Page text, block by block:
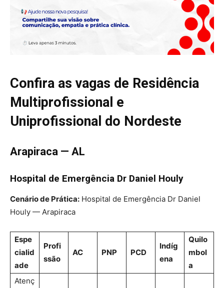
Confira as vagas de Residência
Multiprofissional e
Uniprofissional do Nordeste
Arapiraca — AL
Hospital de Emergência Dr Daniel Houly
Cenário de Prática: Hospital de Emergência Dr Daniel
Houly — Arapiraca
Espe
cialid
ade
Profi
ssão
AC PNP PCD
Indíg
ena
Quilo
mbol
a
Atenç